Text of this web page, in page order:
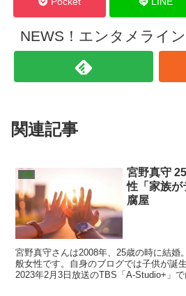
NEWS！エンタメライ
関連記事
芸能
宮野真守
性「家族が
腐屋
宮野真守さんは2008年、25歳の時に結婚
般女性です。自身のブログでは子供が誕
2023年2月3日放送のTBS「A-Studio+」